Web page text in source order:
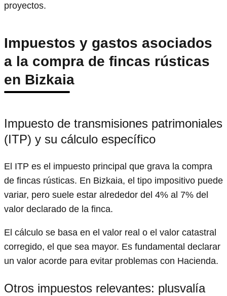
proyectos.
Impuestos y gastos asociados
a la compra de fincas rústicas
en Bizkaia
Impuesto de transmisiones patrimoniales
(ITP) y su cálculo específico
El ITP es el impuesto principal que grava la compra
de fincas rústicas. En Bizkaia, el tipo impositivo puede
variar, pero suele estar alrededor del 4% al 7% del
valor declarado de la finca.
El cálculo se basa en el valor real o el valor catastral
corregido, el que sea mayor. Es fundamental declarar
un valor acorde para evitar problemas con Hacienda.
Otros impuestos relevantes: plusvalía